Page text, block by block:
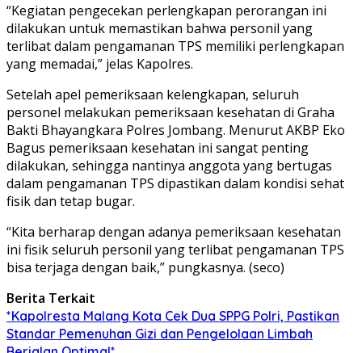
“Kegiatan pengecekan perlengkapan perorangan ini
dilakukan untuk memastikan bahwa personil yang
terlibat dalam pengamanan TPS memiliki perlengkapan
yang memadai,” jelas Kapolres.
Setelah apel pemeriksaan kelengkapan, seluruh
personel melakukan pemeriksaan kesehatan di Graha
Bakti Bhayangkara Polres Jombang. Menurut AKBP Eko
Bagus pemeriksaan kesehatan ini sangat penting
dilakukan, sehingga nantinya anggota yang bertugas
dalam pengamanan TPS dipastikan dalam kondisi sehat
fisik dan tetap bugar.
“Kita berharap dengan adanya pemeriksaan kesehatan
ini fisik seluruh personil yang terlibat pengamanan TPS
bisa terjaga dengan baik,” pungkasnya. (seco)
Berita Terkait
*Kapolresta Malang Kota Cek Dua SPPG Polri, Pastikan
Standar Pemenuhan Gizi dan Pengelolaan Limbah